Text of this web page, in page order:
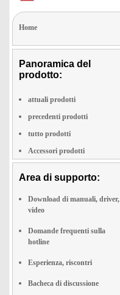
Home
Panoramica del
prodotto:
attuali prodotti
precedenti prodotti
tutto prodotti
Accessori prodotti
Area di supporto:
Download di manuali, driver,
video
Domande frequenti sulla
hotline
Esperienza, riscontri
Bacheca di discussione